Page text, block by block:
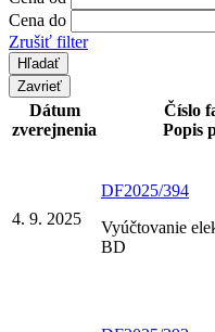
Cena do
Zrušiť filter
Zavrieť
Dátum
zverejnenia
Číslo
Popis
4. 9. 2025
DF2025/394
Vyúčtovanie
BD